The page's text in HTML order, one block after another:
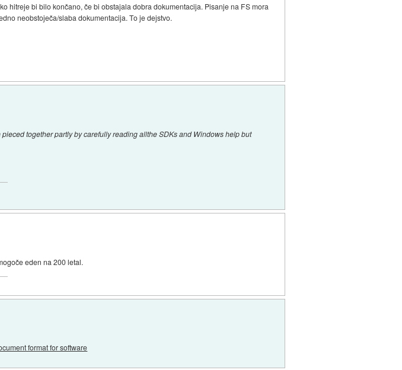
hitreje bi bilo končano, če bi obstajala dobra dokumentacija. Pisanje na FS mora
neobstoječa/slaba dokumentacija. To je dejstvo.
together partly by carefully reading allthe SDKs and Windows help but
eden na 200 letal.
format for software